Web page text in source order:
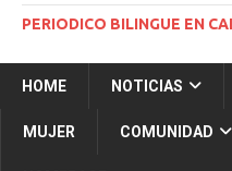
PERIODICO BILINGUE EN
HOME NOTICIAS
MUJER COMUNIDAD